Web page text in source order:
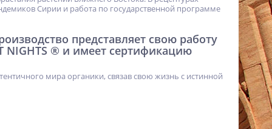
Сирии и работа по государственной программе
представляет свою работу
NIGHTS ® и имеет сертификацию
мира органики, связав свою жизнь с истинной